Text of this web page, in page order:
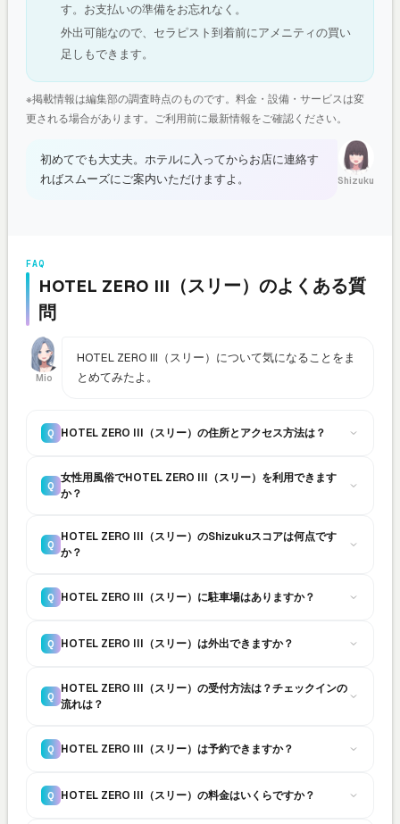
す。お支払いの準備をお忘れなく。
外出可能なので、セラピスト到着前にアメニティの買い
足しもできます。
※掲載情報は編集部の調査時点のものです。料金・設備・サービスは変
更される場合があります。ご利用前に最新情報をご確認ください。
Shizuku
初めてでも大丈夫。ホテルに入ってからお店に連絡す
ればスムーズにご案内いただけますよ。
FAQ
HOTEL ZERO III（スリー）のよくある質
問
Mio
HOTEL ZERO III（スリー）について気になることをま
とめてみたよ。
Q HOTEL ZERO III（スリー）の住所とアクセス方法は？
Q
女性用風俗でHOTEL ZERO III（スリー）を利用できます
か？
Q
HOTEL ZERO III（スリー）のShizukuスコアは何点です
か？
Q HOTEL ZERO III（スリー）に駐車場はありますか？
Q HOTEL ZERO III（スリー）は外出できますか？
Q
HOTEL ZERO III（スリー）の受付方法は？チェックインの
流れは？
Q HOTEL ZERO III（スリー）は予約できますか？
Q HOTEL ZERO III（スリー）の料金はいくらですか？